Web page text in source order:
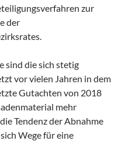
zur
der
sind die sich stetig
vor vielen Jahren in dem
Gutachten von 2018
mehr
Tendenz der Abnahme
Wege für eine